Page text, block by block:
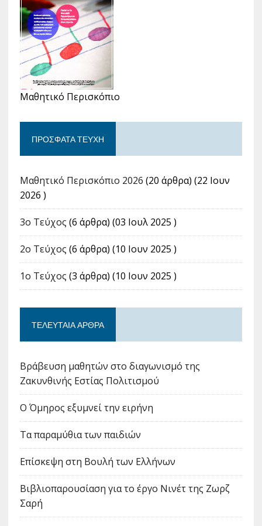
Μαθητικό Περισκόπιο
ΠΡΌΣΦΑΤΑ ΤΕΎΧΗ
Μαθητικό Περισκόπιο 2026 (20 άρθρα) (22 Ιουν
2026 )
3ο Τεύχος (6 άρθρα) (03 Ιουλ 2025 )
2ο Τεύχος (6 άρθρα) (10 Ιουν 2025 )
1ο Τεύχος (3 άρθρα) (10 Ιουν 2025 )
ΤΕΛΕΥΤΑΊΑ ΆΡΘΡΑ
Βράβευση μαθητών στο διαγωνισμό της
Ζακυνθινής Εστίας Πολιτισμού
Ο Όμηρος εξυμνεί την ειρήνη
Τα παραμύθια των παιδιών
Επίσκεψη στη Βουλή των Ελλήνων
Βιβλιοπαρουσίαση για το έργο Νινέτ της Ζωρζ
Σαρή